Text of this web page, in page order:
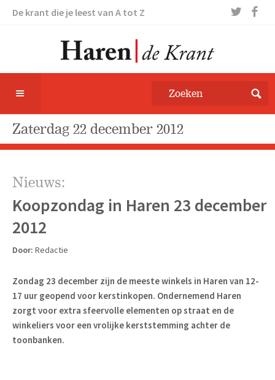
De krant die je leest van A tot Z
zaterdag 22 december 2012
Nieuws:
Koopzondag in Haren 23 december
2012
Door: Redactie
Zondag 23 december zijn de meeste winkels in Haren van 12-
17 uur geopend voor kerstinkopen. Ondernemend Haren
zorgt voor extra sfeervolle elementen op straat en de
winkeliers voor een vrolijke kerststemming achter de
toonbanken.